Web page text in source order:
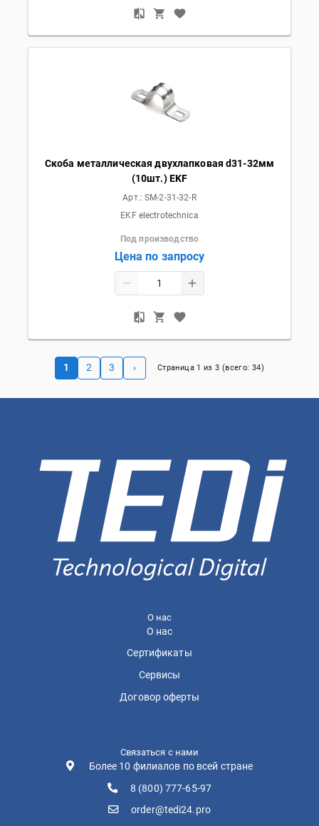
Скоба металлическая двухлапковая d31-32мм
(10шт.) EKF
Арт.:SM-2-31-32-R
EKF electrotechnica
Под производство
Цена по запросу
1 2 3 › Страница 1 из3 (всего: 34)
О нас
О нас
Сертификаты
Сервисы
Договор оферты
Связаться с нами
Более 10 филиалов по всей стране
8 (800) 777-65-97
order@tedi24.pro